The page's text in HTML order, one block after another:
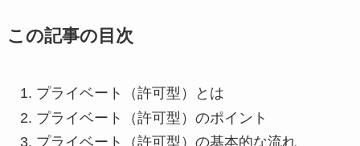
この記事の目次
プライベート（許可型）とは
プライベート（許可型）のポイント
プライベート（許可型）の基本的な流れ